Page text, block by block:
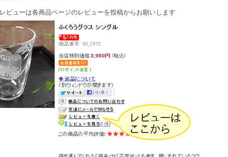
レビューは各商品ページのレビューを投稿からお願いします